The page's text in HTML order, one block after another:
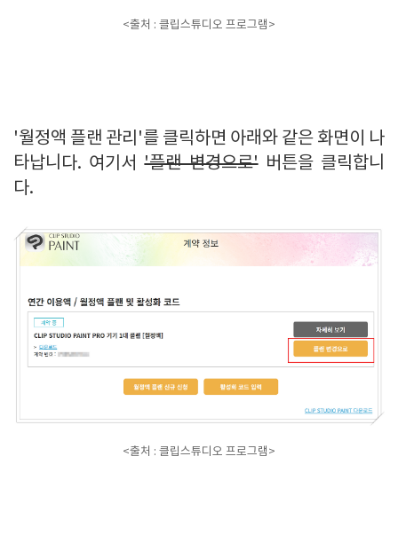
<출처 : 클립스튜디오 프로그램>
'월정액 플랜 관리'를 클릭하면 아래와 같은 화면이 나
타납니다. 여기서'플랜 변경으로'버튼을 클릭합니
다.
<출처 : 클립스튜디오 프로그램>